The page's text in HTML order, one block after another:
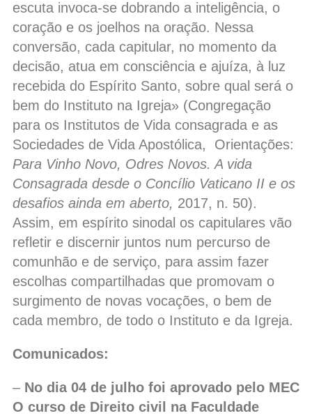
escuta invoca-se dobrando a inteligência, o
coração e os joelhos na oração. Nessa
conversão, cada capitular, no momento da
decisão, atua em consciência e ajuíza, à luz
recebida do Espírito Santo, sobre qual será o
bem do Instituto na Igreja» (Congregação
para os Institutos de Vida consagrada e as
Sociedades de Vida Apostólica, Orientações:
Para Vinho Novo, Odres Novos. A vida
Consagrada desde o Concílio Vaticano II e os
desafios ainda em aberto, 2017, n. 50).
Assim, em espírito sinodal os capitulares vão
refletir e discernir juntos num percurso de
comunhão e de serviço, para assim fazer
escolhas compartilhadas que promovam o
surgimento de novas vocações, o bem de
cada membro, de todo o Instituto e da Igreja.
Comunicados:
– No dia 04 de julho foi aprovado pelo MEC
O curso de Direito civil na Faculdade